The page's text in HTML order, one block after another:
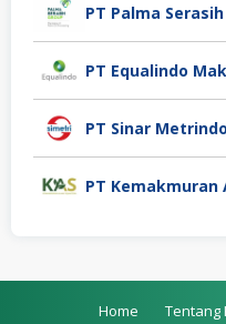
PT Palma
PT Sinar
PT Kemakmuran
Home Tentang